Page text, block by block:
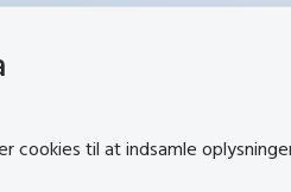
cookies til at indsamle